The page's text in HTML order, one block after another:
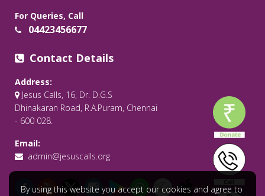
For Queries, Call
04423456677
Contact Details
Address:
Jesus Calls, 16, Dr. D.G.S
Dhinakaran Road, R.A.Puram, Chennai
- 600 028.
Email:
admin@jesuscalls.org
By using this website you accept our cookies and agree to